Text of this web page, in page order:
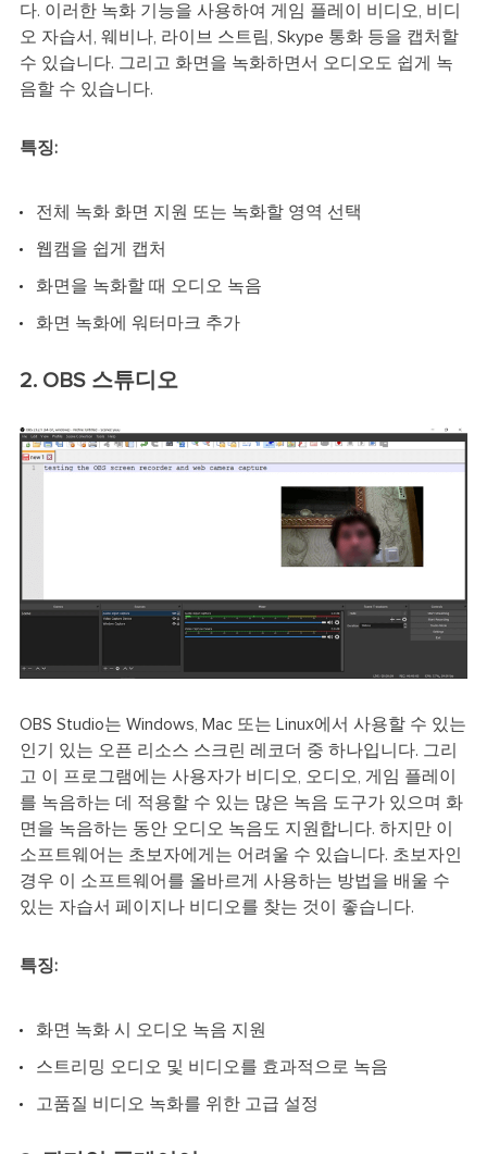
다. 이러한 녹화 기능을 사용하여 게임 플레이 비디오, 비디
오 자습서, 웨비나, 라이브 스트림, Skype 통화 등을 캡처할
수 있습니다. 그리고 화면을 녹화하면서 오디오도 쉽게 녹
음할 수 있습니다.
특징:
전체 녹화 화면 지원 또는 녹화할 영역 선택
웹캠을 쉽게 캡처
화면을 녹화할 때 오디오 녹음
화면 녹화에 워터마크 추가
2. OBS 스튜디오
OBS Studio는 Windows, Mac 또는 Linux에서 사용할 수 있는
인기 있는 오픈 리소스 스크린 레코더 중 하나입니다. 그리
고 이 프로그램에는 사용자가 비디오, 오디오, 게임 플레이
를 녹음하는 데 적용할 수 있는 많은 녹음 도구가 있으며 화
면을 녹음하는 동안 오디오 녹음도 지원합니다. 하지만 이
소프트웨어는 초보자에게는 어려울 수 있습니다. 초보자인
경우 이 소프트웨어를 올바르게 사용하는 방법을 배울 수
있는 자습서 페이지나 비디오를 찾는 것이 좋습니다.
특징:
화면 녹화 시 오디오 녹음 지원
스트리밍 오디오 및 비디오를 효과적으로 녹음
고품질 비디오 녹화를 위한 고급 설정